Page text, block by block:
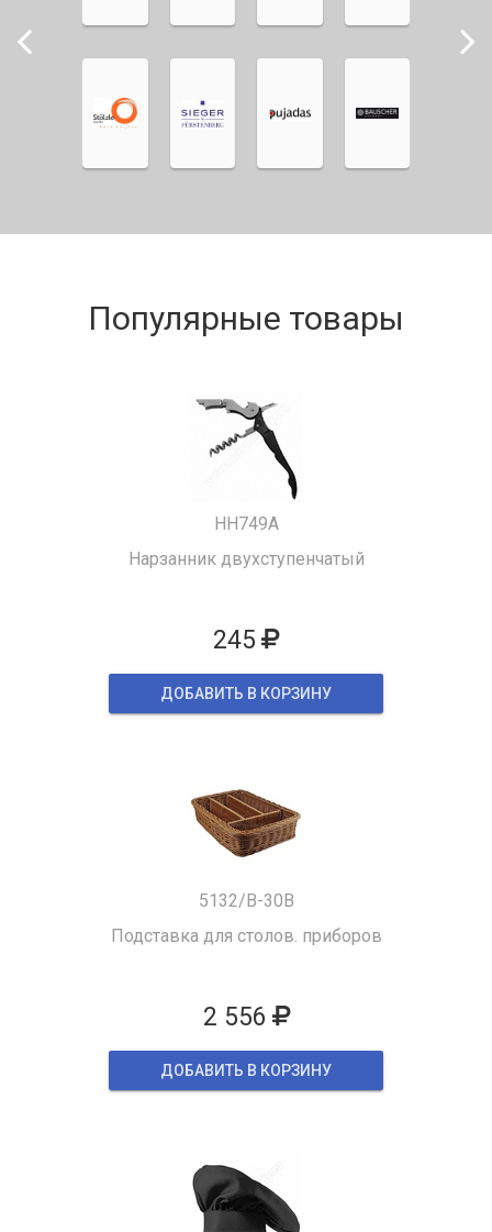
Популярные товары
HH749A
Нарзанник двухступенчатый
245
ДОБАВИТЬ В КОРЗИНУ
5132/B-30B
Подставка для столов. приборов
2 556
ДОБАВИТЬ В КОРЗИНУ